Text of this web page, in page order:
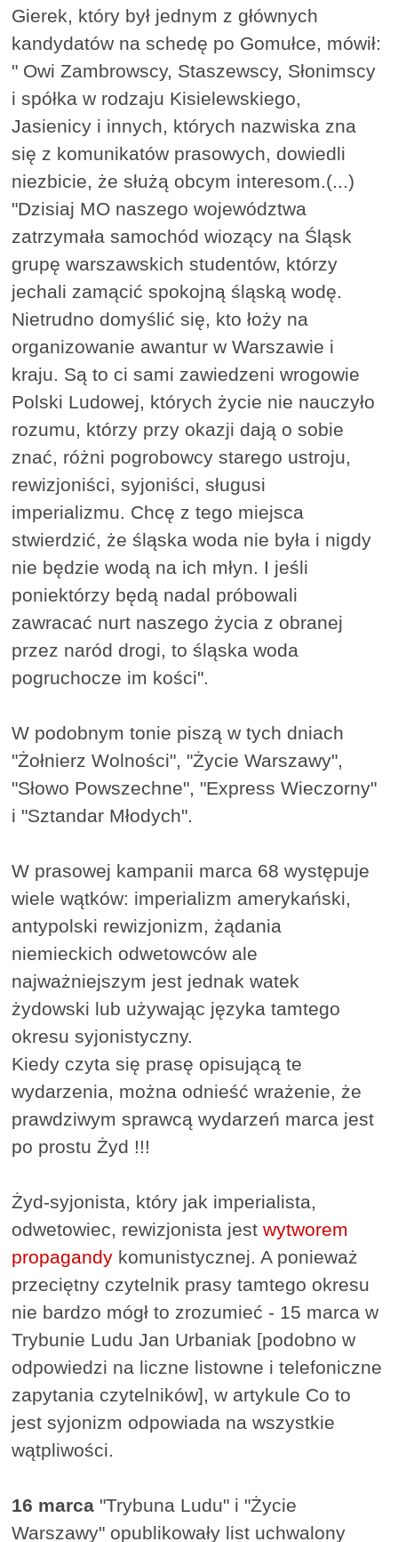
Gierek, który był jednym z głównych
kandydatów na schedę po Gomułce, mówił:
" Owi Zambrowscy, Staszewscy, Słonimscy
i spółka w rodzaju Kisielewskiego,
Jasienicy i innych, których nazwiska zna
się z komunikatów prasowych, dowiedli
niezbicie, że służą obcym interesom.(...)
"Dzisiaj MO naszego województwa
zatrzymała samochód wiozący na Śląsk
grupę warszawskich studentów, którzy
jechali zamącić spokojną śląską wodę.
Nietrudno domyślić się, kto łoży na
organizowanie awantur w Warszawie i
kraju. Są to ci sami zawiedzeni wrogowie
Polski Ludowej, których życie nie nauczyło
rozumu, którzy przy okazji dają o sobie
znać, różni pogrobowcy starego ustroju,
rewizjoniści, syjoniści, sługusi
imperializmu. Chcę z tego miejsca
stwierdzić, że śląska woda nie była i nigdy
nie będzie wodą na ich młyn. I jeśli
poniektórzy będą nadal próbowali
zawracać nurt naszego życia z obranej
przez naród drogi, to śląska woda
pogruchocze im kości".
W podobnym tonie piszą w tych dniach
"Żołnierz Wolności", "Życie Warszawy",
"Słowo Powszechne", "Express Wieczorny"
i "Sztandar Młodych".
W prasowej kampanii marca 68 występuje
wiele wątków: imperializm amerykański,
antypolski rewizjonizm, żądania
niemieckich odwetowców ale
najważniejszym jest jednak watek
żydowski lub używając języka tamtego
okresu syjonistyczny.
Kiedy czyta się prasę opisującą te
wydarzenia, można odnieść wrażenie, że
prawdziwym sprawcą wydarzeń marca jest
po prostu Żyd !!!
Żyd-syjonista, który jak imperialista,
odwetowiec, rewizjonista jestwytworem
propagandy komunistycznej. A ponieważ
przeciętny czytelnik prasy tamtego okresu
nie bardzo mógł to zrozumieć - 15 marca w
Trybunie Ludu Jan Urbaniak [podobno w
odpowiedzi na liczne listowne i telefoniczne
zapytania czytelników], w artykule Co to
jest syjonizm odpowiada na wszystkie
wątpliwości.
16 marca "Trybuna Ludu" i "Życie
Warszawy" opublikowały list uchwalony